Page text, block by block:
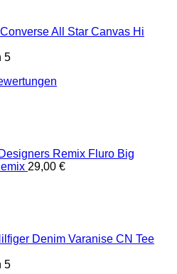
All Star Canvas Hi
5
Fluro Big
29,00 €
Varanise CN Tee
5